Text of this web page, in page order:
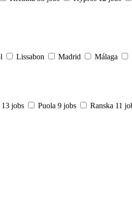
Lissabon Madrid Málaga
13 jobs Puola 9 jobs Ranska 11